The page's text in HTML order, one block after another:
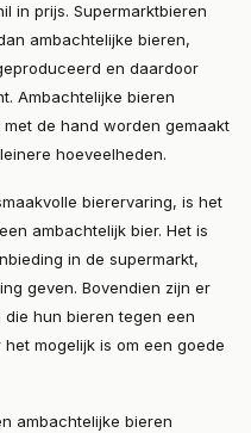
in prijs. Supermarktbieren
ambachtelijke bieren,
en daardoor
Ambachtelijke bieren
de hand worden gemaakt
hoeveelheden.
bierervaring, is het
ambachtelijk bier. Het is
in de supermarkt,
geven. Bovendien zijn er
hun bieren tegen een
mogelijk is om een goede
ambachtelijke bieren